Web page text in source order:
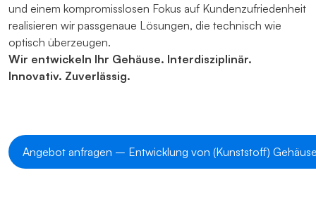
und einem kompromisslosen Fokus auf Kundenzufriedenheit
realisieren wir passgenaue Lösungen, die technisch wie
optisch überzeugen.
Wir entwickeln Ihr Gehäuse. Interdisziplinär.
Innovativ. Zuverlässig.
Angebot anfragen – Entwicklung von (Kunststoff)